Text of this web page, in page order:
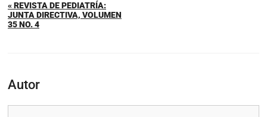
« REVISTA DE PEDIATRÍA:
JUNTA DIRECTIVA, VOLUMEN
35 NO. 4
Autor